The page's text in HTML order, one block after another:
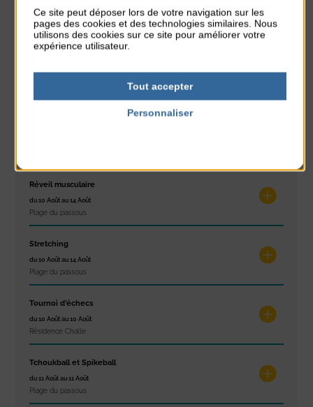
Glisse & Environnement
du 9 Août au 9 Août
Place du Général de Gaulle
Réveil musculaire
du 10 Août au 14 Août
Plage du passous
Stretching
du 10 Août au 14 Août
Plage du passous
Tournoi d’échecs
du 10 Août au 10 Août
Résidence Challe
Tchoukball et Spikeball
du 11 Août au 11 Août
Plage du passous
Ce site peut déposer lors de votre navigation sur les
pages des cookies et des technologies similaires. Nous
utilisons des cookies sur ce site pour améliorer votre
expérience utilisateur.
Tout accepter
Personnaliser